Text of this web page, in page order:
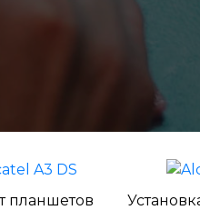
планшетов